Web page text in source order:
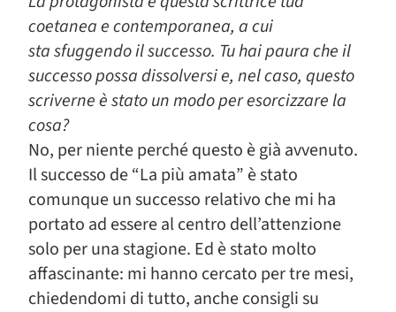
coetanea e contemporanea, a cui
sta sfuggendo il successo. Tu hai paura che il
successo possa dissolversi e, nel caso, questo
scriverne è stato un modo per esorcizzare la
cosa?
No, per niente perché questo è già avvenuto.
Il successo de “La più amata” è stato
comunque un successo relativo che mi ha
portato ad essere al centro dell’attenzione
solo per una stagione. Ed è stato molto
affascinante: mi hanno cercato per tre mesi,
chiedendomi di tutto, anche consigli su